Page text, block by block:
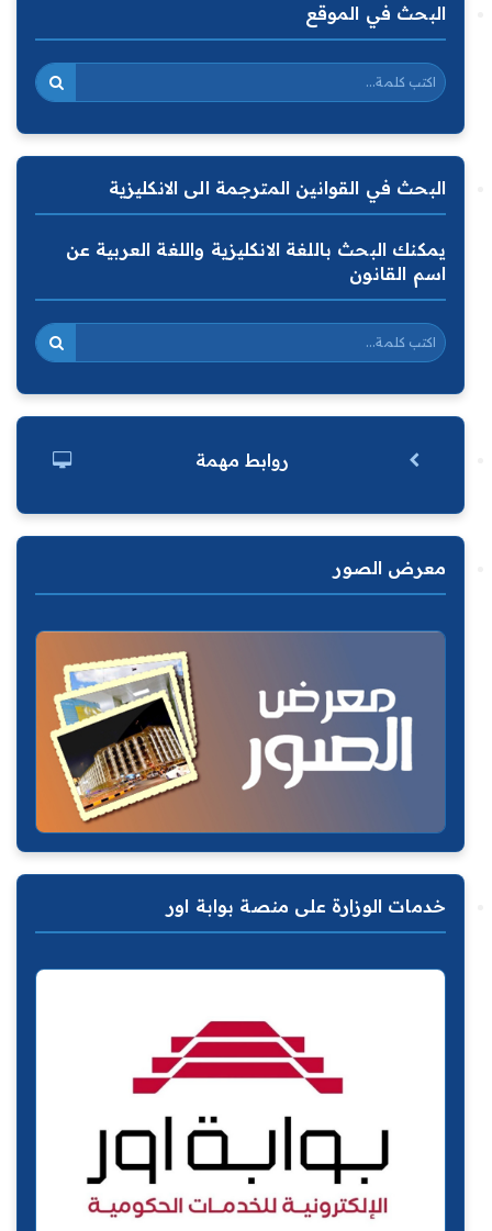
البحث في الموقع
البحث في القوانين المترجمة الى الانكليزية
يمكنك البحث باللغة الانكليزية واللغة العربية عن
اسم القانون
روابط مهمة
معرض الصور
خدمات الوزارة على منصة بوابة اور